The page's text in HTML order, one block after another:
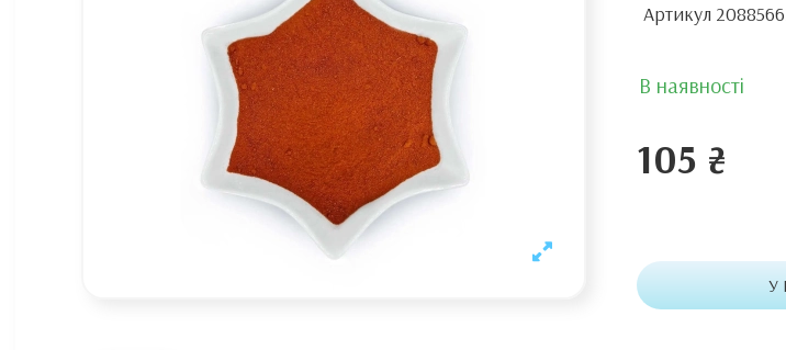
Артикул
В наявності
105 ₴
У